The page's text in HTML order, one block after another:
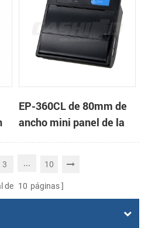
EP-360CL de 80mm de
ancho mini panel de la
impresora térmica con
3 ... 10
de 10 páginas